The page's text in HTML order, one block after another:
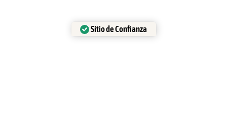
Sitio de Confianza